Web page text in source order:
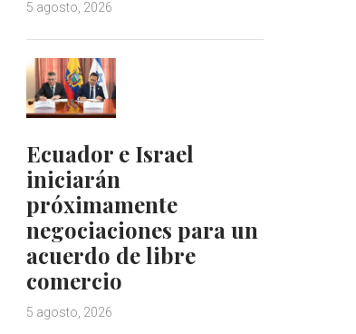
5 agosto, 2026
Ecuador e Israel
iniciarán
próximamente
negociaciones para un
acuerdo de libre
comercio
5 agosto, 2026